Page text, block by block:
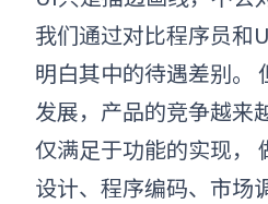
我们通过对比程序员和
明白其中的待遇差别。
发展，产品的竞争越来
仅满足于功能的实现，
设计、程序编码、市场